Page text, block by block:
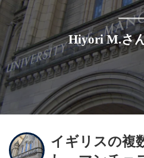
Hiyori M.さ
イギリスの複